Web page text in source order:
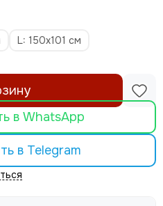
L: 150x101 см
в WhatsApp
в Telegram